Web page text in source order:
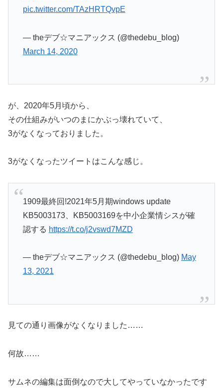
pic.twitter.com/TAzHRTQvpE
— theデブ☆マニアックス (@thedebu_blog)
March 14, 2020
が、2020年5月頃から、
その仕組みがいつのまにかぶっ壊れていて、
3がなくなっておりました。
3がなくなったツイートはこんな感じ。
1909最終回!2021年5月期windows update
KB5003173、KB5003169を中小企業情シスが確
認する https://t.co/j2vswd7MZD
— theデブ☆マニアックス (@thedebu_blog) May
13, 2021
見ての通り画像がなくなりました……
何故……
サムネの編集は面倒なので大してやっていなかったです